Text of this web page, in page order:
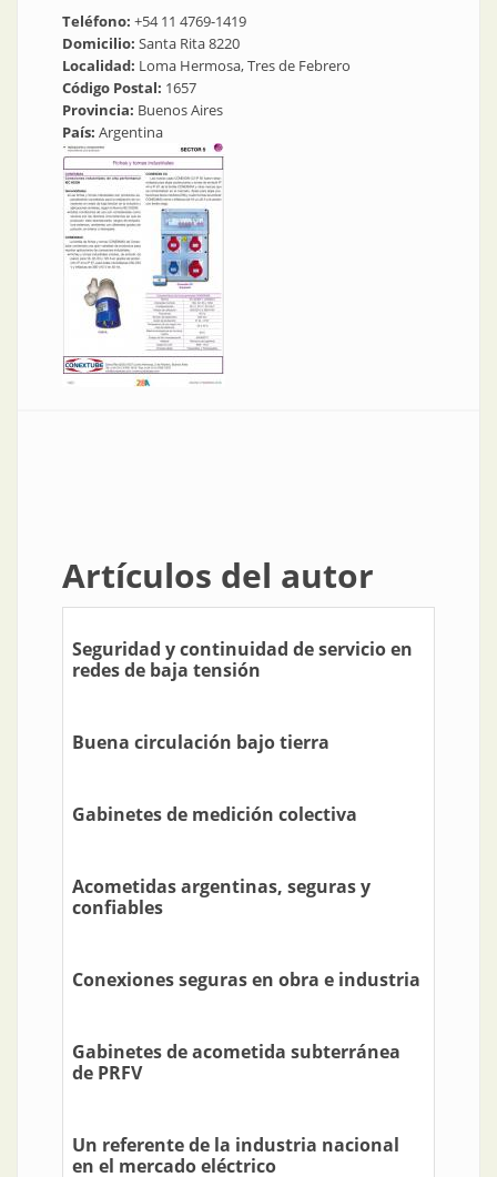
Teléfono: +54 11 4769-1419
Domicilio: Santa Rita 8220
Localidad: Loma Hermosa, Tres de Febrero
Código Postal: 1657
Provincia: Buenos Aires
País: Argentina
Artículos del autor
Seguridad y continuidad de servicio en
redes de baja tensión
Buena circulación bajo tierra
Gabinetes de medición colectiva
Acometidas argentinas, seguras y
confiables
Conexiones seguras en obra e industria
Gabinetes de acometida subterránea
de PRFV
Un referente de la industria nacional
en el mercado eléctrico